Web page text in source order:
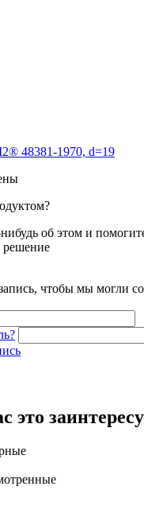
об этом и
решение
чтобы мы могли
это